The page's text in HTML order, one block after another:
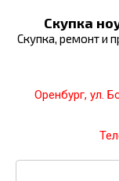
контенту
Скупка
Скупка, ремонт и
Оренбург, ул.
Поиск: